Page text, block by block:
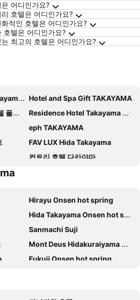
어디인가요?
호텔은 어디인가요?
적인 호텔은 어디인가요?
텔은 어디인가요?
최고의 호텔은 어디인가요?
no Yu
Hotel and Spa Gift TAKAYAMA
자
Residence Hotel Takayama Station
eph TAKAYAMA
FAV LUX Hida Takayama
컨트리 호텔 다카야마
Mercure Hida Takayama
Super Hotel Hida Takayama
호다카소 야마노 호텔
민슈쿠 쿠와타니야
Fairfield by Marriott Gifu Takayama Shirakawa Go
Hirayu Onsen hot spring
Hida Takayama Onsen hot spring
Sanmachi Suji
Mont Deus Hidakuraiyama Snow Park
Fukuji Onsen hot spring